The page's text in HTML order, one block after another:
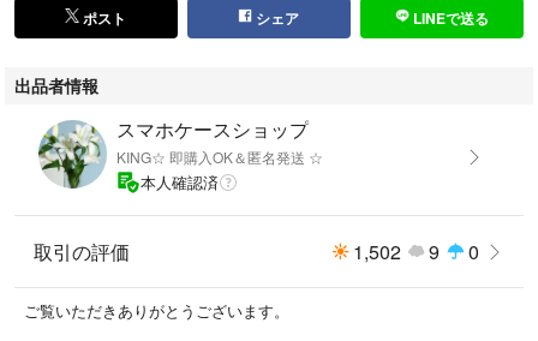
【素材】ソフトTPU
各ボタン、機能を対応する！
★ストラップ穴付き
#KING☆OPPOA79
※品質確認のため、一度開封し検品を行っております。
ポスト シェア LINEで送る
出品者情報
スマホケースショップ
KING☆ 即購入OK＆匿名発送 ☆
本人確認済
取引の評価 1,502 9 0
ご覧いただきありがとうございます。